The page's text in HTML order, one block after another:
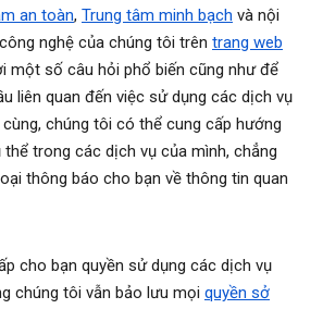
an toàn, Trung tâm minh bạch và nội
nghệ của chúng tôi trên trang web
một số câu hỏi phổ biến cũng như để
liên quan đến việc sử dụng các dịch vụ
chúng tôi có thể cung cấp hướng
trong các dịch vụ của mình, chẳng
thông báo cho bạn về thông tin quan
cho bạn quyền sử dụng các dịch vụ
chúng tôi vẫn bảo lưu mọi quyền sở